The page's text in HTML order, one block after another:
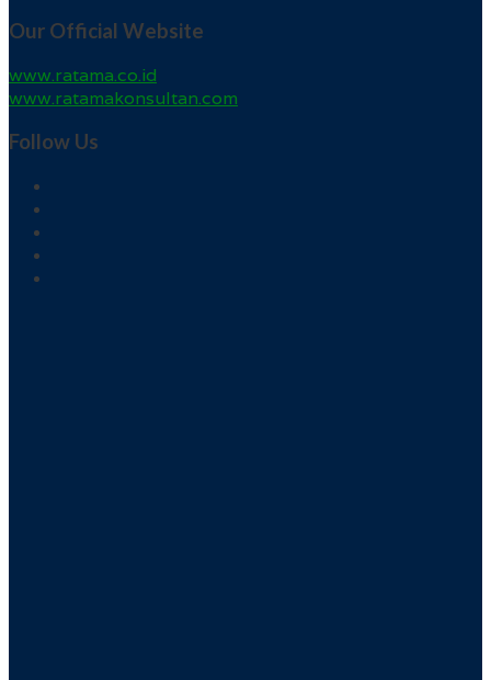
Our Official Website
www.ratama.co.id
www.ratamakonsultan.com
Follow Us